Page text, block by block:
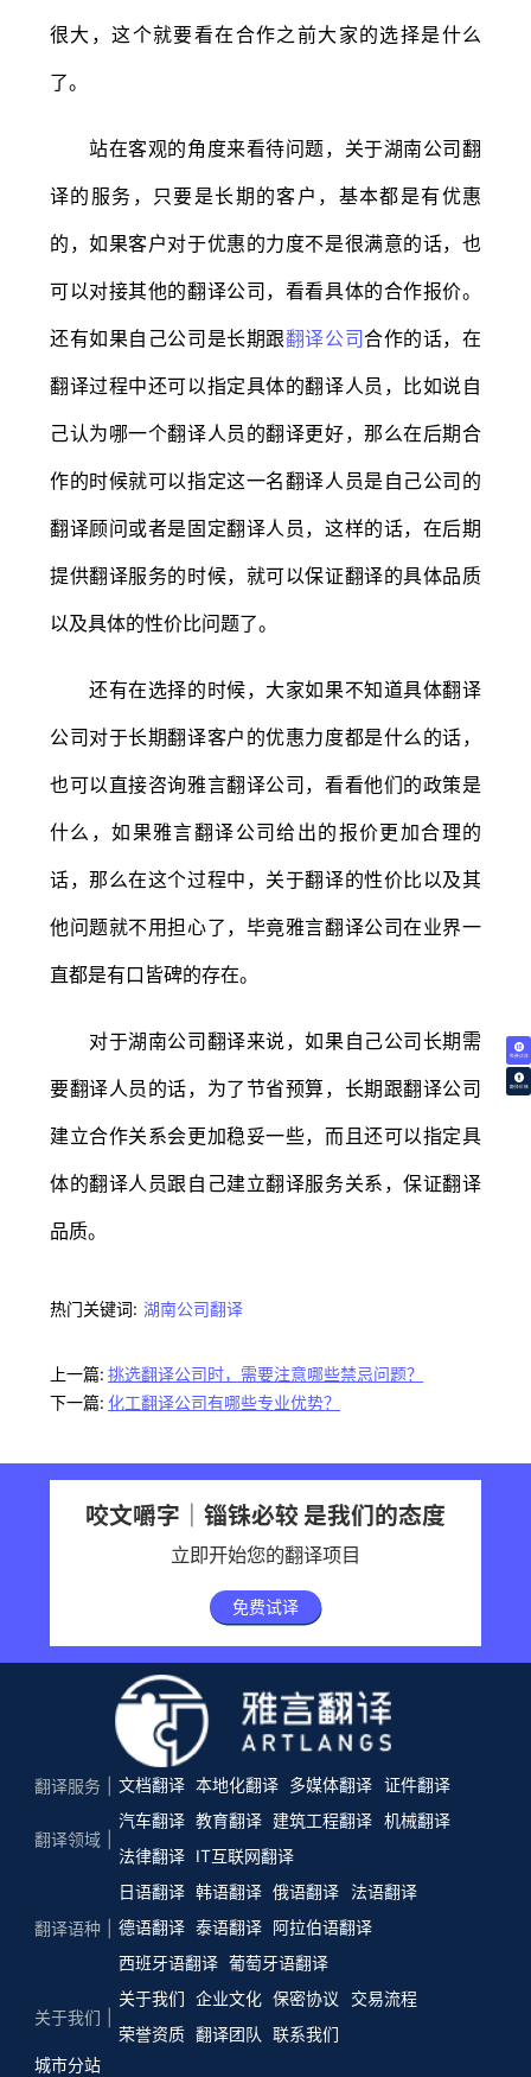
免费试译
翻译价格
很大，这个就要看在合作之前大家的选择是什么
了。
站在客观的角度来看待问题，关于湖南公司翻
译的服务，只要是长期的客户，基本都是有优惠
的，如果客户对于优惠的力度不是很满意的话，也
可以对接其他的翻译公司，看看具体的合作报价。
还有如果自己公司是长期跟翻译公司合作的话，在
翻译过程中还可以指定具体的翻译人员，比如说自
己认为哪一个翻译人员的翻译更好，那么在后期合
作的时候就可以指定这一名翻译人员是自己公司的
翻译顾问或者是固定翻译人员，这样的话，在后期
提供翻译服务的时候，就可以保证翻译的具体品质
以及具体的性价比问题了。
还有在选择的时候，大家如果不知道具体翻译
公司对于长期翻译客户的优惠力度都是什么的话，
也可以直接咨询雅言翻译公司，看看他们的政策是
什么，如果雅言翻译公司给出的报价更加合理的
话，那么在这个过程中，关于翻译的性价比以及其
他问题就不用担心了，毕竟雅言翻译公司在业界一
直都是有口皆碑的存在。
对于湖南公司翻译来说，如果自己公司长期需
要翻译人员的话，为了节省预算，长期跟翻译公司
建立合作关系会更加稳妥一些，而且还可以指定具
体的翻译人员跟自己建立翻译服务关系，保证翻译
品质。
热门关键词: 湖南公司翻译
上一篇: 挑选翻译公司时，需要注意哪些禁忌问题？
下一篇: 化工翻译公司有哪些专业优势？
咬文嚼字｜锱铢必较 是我们的态度
立即开始您的翻译项目
免费试译
翻译服务 文档翻译 本地化翻译 多媒体翻译 证件翻译
翻译领域
汽车翻译 教育翻译 建筑工程翻译 机械翻译
法律翻译
IT互联网翻译
翻译语种
日语翻译 韩语翻译 俄语翻译
法语翻译
德语翻译 泰语翻译 阿拉伯语翻译
西班牙语翻译 葡萄牙语翻译
关于我们
关于我们 企业文化 保密协议
交易流程
荣誉资质 翻译团队
联系我们
城市分站